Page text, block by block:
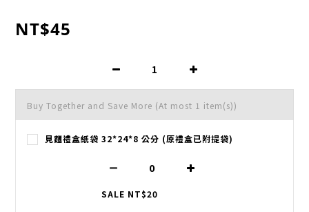
NT$45
Buy Together and Save More (At most 1 item(s))
見麵禮盒紙袋 32*24*8 公分 (原禮盒已附提袋)
SALE NT$20